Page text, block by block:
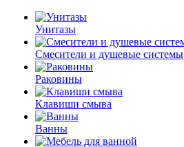
Унитазы
Смесители и душевые системы
Раковины
Клавиши смыва
Ванны